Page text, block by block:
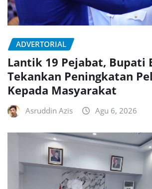
ADVERTORIAL
Lantik 19 Pejabat, Bupati
Tekankan Peningkatan
Kepada Masyarakat
Asruddin Azis Agu 6, 2026